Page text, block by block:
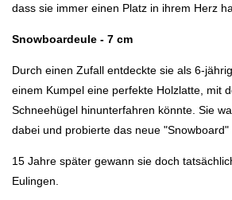
dass sie immer einen Platz in ihrem Herz
Snowboardeule - 7 cm
Durch einen Zufall entdeckte sie als 6-
einem Kumpel eine perfekte Holzlatte, mit
Schneehügel hinunterfahren könnte. Sie
dabei und probierte das neue "Snowboard"
15 Jahre später gewann sie doch
Eulingen.